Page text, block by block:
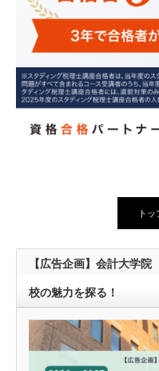
ト
【広告企画】会計大学
校の魅力を探る！